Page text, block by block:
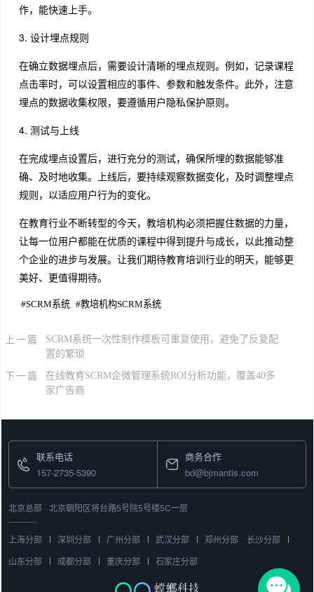
作，能快速上手。
3. 设计埋点规则
在确立数据埋点后，需要设计清晰的埋点规则。例如，记录课程
点击率时，可以设置相应的事件、参数和触发条件。此外，注意
埋点的数据收集权限，要遵循用户隐私保护原则。
4. 测试与上线
在完成埋点设置后，进行充分的测试，确保所埋的数据能够准
确、及时地收集。上线后，要持续观察数据变化，及时调整埋点
规则，以适应用户行为的变化。
在教育行业不断转型的今天，教培机构必须把握住数据的力量，
让每一位用户都能在优质的课程中得到提升与成长，以此推动整
个企业的进步与发展。让我们期待教育培训行业的明天，能够更
美好、更值得期待。
#SCRM系统 #教培机构SCRM系统
上一篇
SCRM系统一次性制作模板可重复使用，避免了反复配
置的繁琐
下一篇
在线教育SCRM企微管理系统ROI分析功能，覆盖40多
家广告商
联系电话
157-2735-5390
商务合作
bd@bjmantis.com
北京总部 北京朝阳区将台路5号院5号楼5C一层
上海分部 深圳分部 广州分部 武汉分部 郑州分部
长沙分部
山东分部
成都分部 重庆分部 石家庄分部